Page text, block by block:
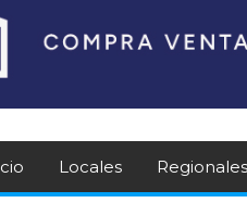
Locales Regionales